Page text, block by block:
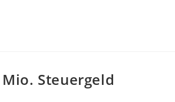
Steuergeld